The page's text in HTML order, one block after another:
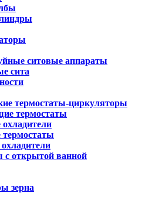
ситовые аппараты
сита
термостаты-циркуляторы
термостаты
с открытой ванной
зерна